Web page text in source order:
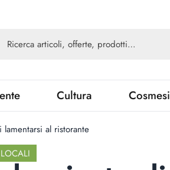
Cultura Cosmesi
al ristorante
LOCALI